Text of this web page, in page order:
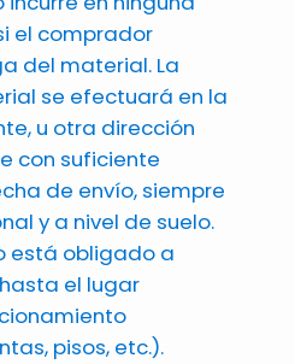
el comprador
del material. La
se efectuará en la
u otra dirección
con suficiente
de envío, siempre
y a nivel de suelo.
está obligado a
el lugar
pisos, etc.).